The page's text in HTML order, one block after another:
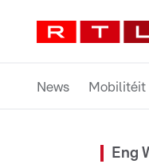
News Mobilitéit
Eng